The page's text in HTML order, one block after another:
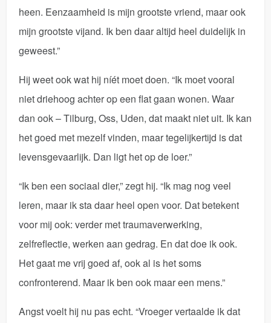
heen. Eenzaamheid is mijn grootste vriend, maar ook
mijn grootste vijand. Ik ben daar altijd heel duidelijk in
geweest.”
Hij weet ook wat hij níét moet doen. “Ik moet vooral
niet driehoog achter op een flat gaan wonen. Waar
dan ook – Tilburg, Oss, Uden, dat maakt niet uit. Ik kan
het goed met mezelf vinden, maar tegelijkertijd is dat
levensgevaarlijk. Dan ligt het op de loer.”
“Ik ben een sociaal dier,” zegt hij. “Ik mag nog veel
leren, maar ik sta daar heel open voor. Dat betekent
voor mij ook: verder met traumaverwerking,
zelfreflectie, werken aan gedrag. En dat doe ik ook.
Het gaat me vrij goed af, ook al is het soms
confronterend. Maar ik ben ook maar een mens.”
Angst voelt hij nu pas echt. “Vroeger vertaalde ik dat